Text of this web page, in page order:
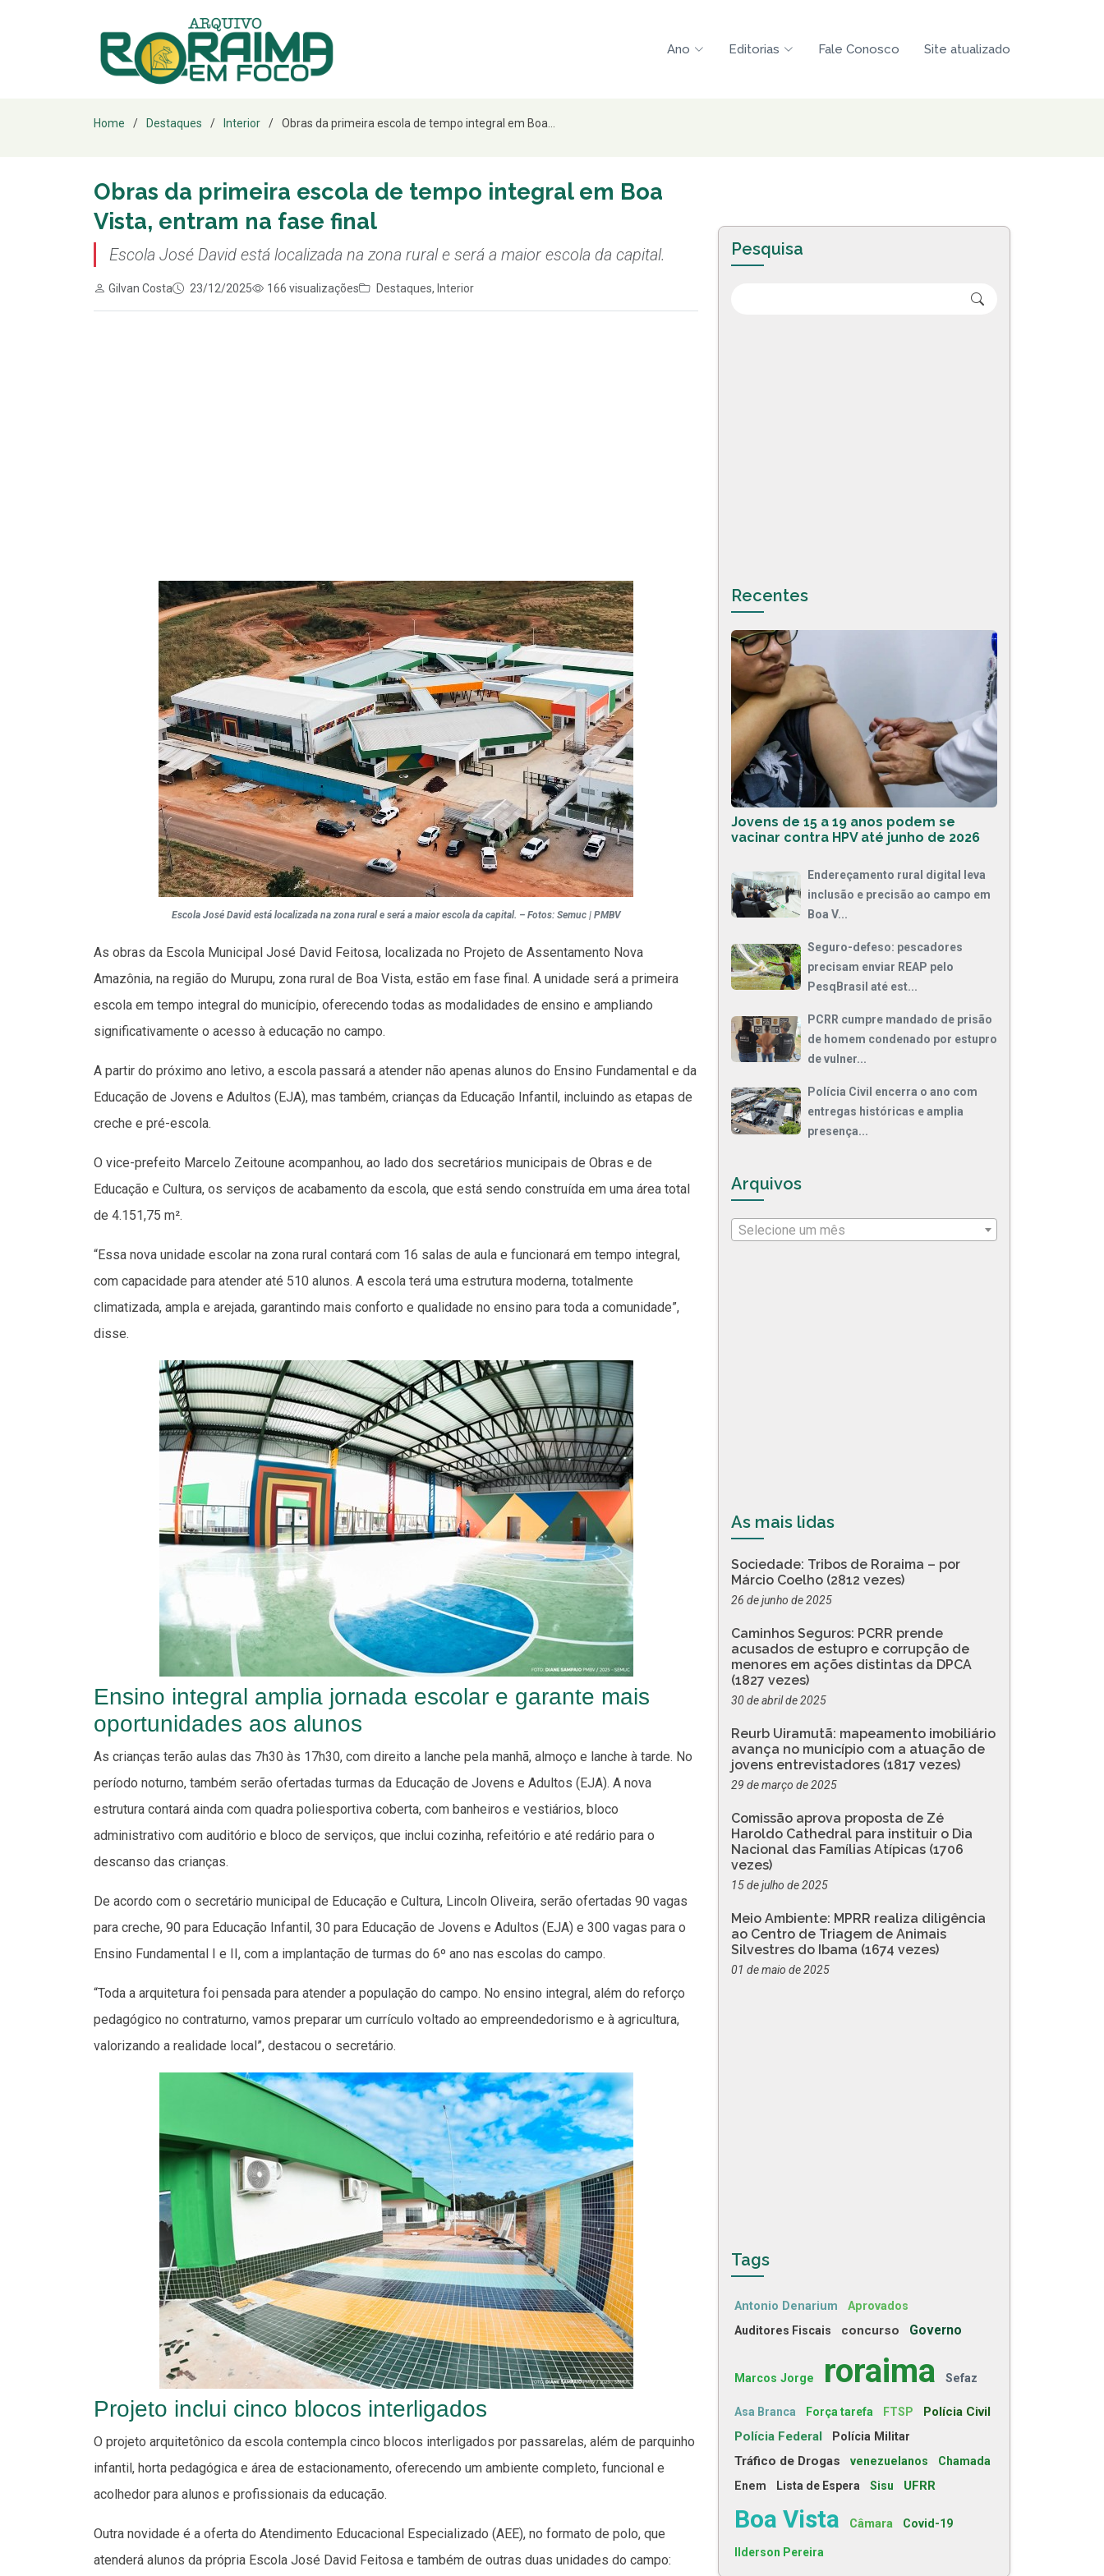
Ano Editorias Fale Conosco Site atualizado
Home Destaques Interior Obras da primeira escola de tempo integral em Boa...
Obras da primeira escola de tempo integral em Boa
Vista, entram na fase final
Escola José David está localizada na zona rural e será a maior escola da capital.
Gilvan Costa 23/12/2025 166 visualizações Destaques, Interior
Escola José David está localizada na zona rural e será a maior escola da capital. – Fotos: Semuc | PMBV
As obras da Escola Municipal José David Feitosa, localizada no Projeto de Assentamento Nova
Amazônia, na região do Murupu, zona rural de Boa Vista, estão em fase final. A unidade será a primeira
escola em tempo integral do município, oferecendo todas as modalidades de ensino e ampliando
significativamente o acesso à educação no campo.
A partir do próximo ano letivo, a escola passará a atender não apenas alunos do Ensino Fundamental e da
Educação de Jovens e Adultos (EJA), mas também, crianças da Educação Infantil, incluindo as etapas de
creche e pré-escola.
O vice-prefeito Marcelo Zeitoune acompanhou, ao lado dos secretários municipais de Obras e de
Educação e Cultura, os serviços de acabamento da escola, que está sendo construída em uma área total
de 4.151,75 m².
“Essa nova unidade escolar na zona rural contará com 16 salas de aula e funcionará em tempo integral,
com capacidade para atender até 510 alunos. A escola terá uma estrutura moderna, totalmente
climatizada, ampla e arejada, garantindo mais conforto e qualidade no ensino para toda a comunidade”,
disse.
Ensino integral amplia jornada escolar e garante mais
oportunidades aos alunos
As crianças terão aulas das 7h30 às 17h30, com direito a lanche pela manhã, almoço e lanche à tarde. No
período noturno, também serão ofertadas turmas da Educação de Jovens e Adultos (EJA). A nova
estrutura contará ainda com quadra poliesportiva coberta, com banheiros e vestiários, bloco
administrativo com auditório e bloco de serviços, que inclui cozinha, refeitório e até redário para o
descanso das crianças.
De acordo com o secretário municipal de Educação e Cultura, Lincoln Oliveira, serão ofertadas 90 vagas
para creche, 90 para Educação Infantil, 30 para Educação de Jovens e Adultos (EJA) e 300 vagas para o
Ensino Fundamental I e II, com a implantação de turmas do 6º ano nas escolas do campo.
“Toda a arquitetura foi pensada para atender a população do campo. No ensino integral, além do reforço
pedagógico no contraturno, vamos preparar um currículo voltado ao empreendedorismo e à agricultura,
valorizando a realidade local”, destacou o secretário.
Projeto inclui cinco blocos interligados
O projeto arquitetônico da escola contempla cinco blocos interligados por passarelas, além de parquinho
infantil, horta pedagógica e área de estacionamento, oferecendo um ambiente completo, funcional e
acolhedor para alunos e profissionais da educação.
Outra novidade é a oferta do Atendimento Educacional Especializado (AEE), no formato de polo, que
atenderá alunos da própria Escola José David Feitosa e também de outras duas unidades do campo:
Pesquisa
Recentes
Jovens de 15 a 19 anos podem se
vacinar contra HPV até junho de 2026
Endereçamento rural digital leva
inclusão e precisão ao campo em
Boa V...
Seguro-defeso: pescadores
precisam enviar REAP pelo
PesqBrasil até est...
PCRR cumpre mandado de prisão
de homem condenado por estupro
de vulner...
Polícia Civil encerra o ano com
entregas históricas e amplia
presença...
Arquivos
Selecione um mês
As mais lidas
Sociedade: Tribos de Roraima – por
Márcio Coelho (2812 vezes)
26 de junho de 2025
Caminhos Seguros: PCRR prende
acusados de estupro e corrupção de
menores em ações distintas da DPCA
(1827 vezes)
30 de abril de 2025
Reurb Uiramutã: mapeamento imobiliário
avança no município com a atuação de
jovens entrevistadores (1817 vezes)
29 de março de 2025
Comissão aprova proposta de Zé
Haroldo Cathedral para instituir o Dia
Nacional das Famílias Atípicas (1706
vezes)
15 de julho de 2025
Meio Ambiente: MPRR realiza diligência
ao Centro de Triagem de Animais
Silvestres do Ibama (1674 vezes)
01 de maio de 2025
Tags
Antonio Denarium Aprovados
Auditores Fiscais concurso Governo
Marcos Jorge roraima Sefaz
Asa Branca Força tarefa FTSP
Polícia Civil
Polícia Federal
Polícia Militar
Tráfico de Drogas venezuelanos
Chamada
Enem
Lista de Espera Sisu UFRR
Boa Vista Câmara Covid-19
Ilderson Pereira